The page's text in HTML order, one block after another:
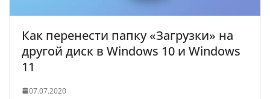
Как перенести папку «Загрузки» на
другой диск в Windows 10 и Windows
11
07.07.2020